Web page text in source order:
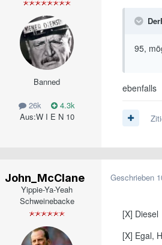
Banned
26k
4.3k
Aus:W I E N 10
95,
ebenfalls
John_McClane
Yippie-Ya-Yeah
Schweinebacke
Geschrieben
[X] Diesel
[X] Egal,